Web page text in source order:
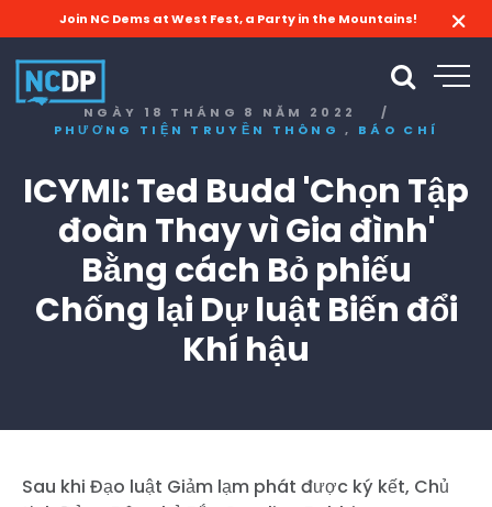
Join NC Dems at West Fest, a Party in the Mountains!
NGÀY 18 THÁNG 8 NĂM 2022
/
PHƯƠNG TIỆN TRUYỀN THÔNG , BÁO CHÍ
ICYMI: Ted Budd 'Chọn Tập
đoàn Thay vì Gia đình'
Bằng cách Bỏ phiếu
Chống lại Dự luật Biến đổi
Khí hậu
Sau khi Đạo luật Giảm lạm phát được ký kết, Chủ